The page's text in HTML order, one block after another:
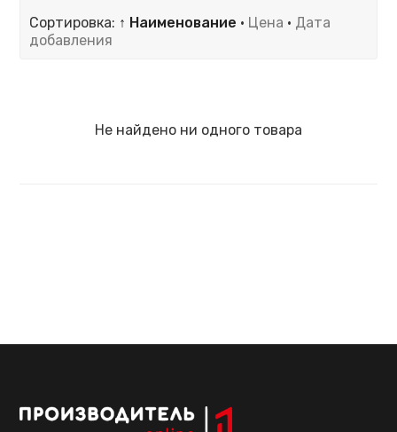
Сортировка: ↑ Наименование · Цена · Дата
добавления
Не найдено ни одного товара